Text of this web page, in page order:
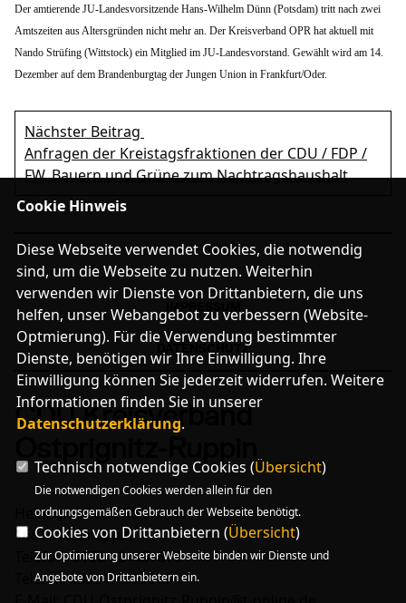
Der amtierende JU-Landesvorsitzende Hans-Wilhelm Dünn (Potsdam) tritt nach zwei
Amtszeiten aus Altersgründen nicht mehr an. Der Kreisverband OPR hat aktuell mit
Nando Strüfing (Wittstock) ein Mitglied im JU-Landesvorstand. Gewählt wird am 14.
Dezember auf dem Brandenburgtag der Jungen Union in Frankfurt/Oder.
Nächster Beitrag
Anfragen der Kreistagsfraktionen der CDU / FDP /
FW, Bauern und Grüne zum Nachtragshaushalt
IMPRESSUM
DATENSCHUTZ
CDU Kreisverband
Heinrich - Rau - Straße 31
16816 Neuruppin
Telefon: 0152 - 24481876
Telefax: 03391 - 509613
Cookie Hinweis
Diese Webseite verwendet Cookies, die notwendig
sind, um die Webseite zu nutzen. Weiterhin
verwenden wir Dienste von Drittanbietern, die uns
helfen, unser Webangebot zu verbessern (Website-
Optmierung). Für die Verwendung bestimmter
Dienste, benötigen wir Ihre Einwilligung. Ihre
Einwilligung können Sie jederzeit widerrufen. Weitere
Informationen finden Sie in unserer
Datenschutzerklärung.
Technisch notwendige Cookies (Übersicht)
Die notwendigen Cookies werden allein für den
ordnungsgemäßen Gebrauch der Webseite benötigt.
Cookies von Drittanbietern (Übersicht)
Zur Optimierung unserer Webseite binden wir Dienste und
Angebote von Drittanbietern ein.